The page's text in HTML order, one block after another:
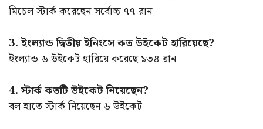
মিচেল স্টার্ক করেছেন সর্বোচ্চ ৭৭ রান।
3. ইংল্যান্ড দ্বিতীয় ইনিংসে কত উইকেট হারিয়েছে?
ইংল্যান্ড ৬ উইকেট হারিয়ে করেছে ১৩৪ রান।
4. স্টার্ক কতটি উইকেট নিয়েছেন?
বল হাতে স্টার্ক নিয়েছেন ৬ উইকেট।